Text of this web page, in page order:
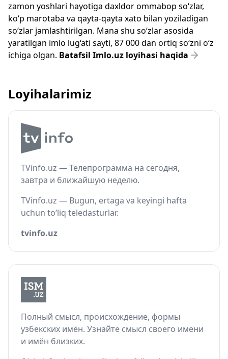
zamon yoshlari hayotiga daxldor ommabop so‘zlar,
ko‘p marotaba va qayta-qayta xato bilan yoziladigan
so‘zlar jamlashtirilgan. Mana shu so‘zlar asosida
yaratilgan imlo lug‘ati sayti, 87 000 dan ortiq so‘zni o‘z
ichiga olgan. Batafsil Imlo.uz loyihasi haqida
Loyihalarimiz
TVinfo.uz — Телепрограмма на сегодня,
завтра и ближайшую неделю.
TVinfo.uz — Bugun, ertaga va keyingi hafta
uchun to‘liq teledasturlar.
tvinfo.uz
Полный смысл, происхождение, формы
узбекских имён. Узнайте смысл своего имени
и имён близких.